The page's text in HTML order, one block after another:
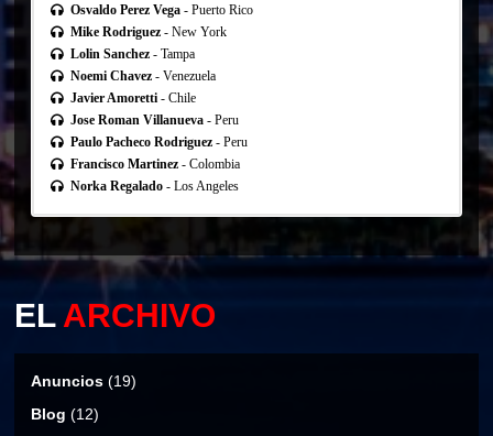
Osvaldo Perez Vega- Puerto Rico
Mike Rodriguez- New York
Lolin Sanchez- Tampa
Noemi Chavez- Venezuela
Javier Amoretti- Chile
Jose Roman Villanueva- Peru
Paulo Pacheco Rodriguez- Peru
Francisco Martinez- Colombia
Norka Regalado- Los Angeles
ELARCHIVO
Anuncios (19)
Blog (12)